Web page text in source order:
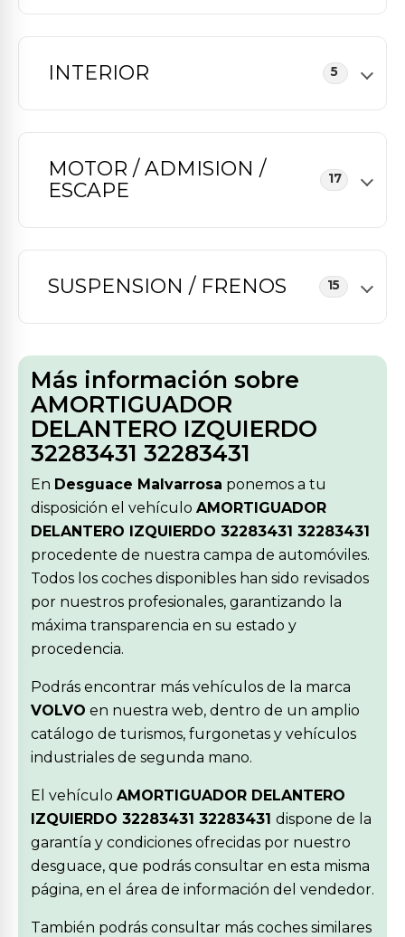
INTERIOR 5
MOTOR / ADMISION /
ESCAPE
17
SUSPENSION / FRENOS 15
Más información sobre
AMORTIGUADOR
DELANTERO IZQUIERDO
32283431 32283431
En Desguace Malvarrosa ponemos a tu
disposición el vehículo AMORTIGUADOR
DELANTERO IZQUIERDO 32283431 32283431
procedente de nuestra campa de automóviles.
Todos los coches disponibles han sido revisados
por nuestros profesionales, garantizando la
máxima transparencia en su estado y
procedencia.
Podrás encontrar más vehículos de la marca
VOLVO en nuestra web, dentro de un amplio
catálogo de turismos, furgonetas y vehículos
industriales de segunda mano.
El vehículo AMORTIGUADOR DELANTERO
IZQUIERDO 32283431 32283431 dispone de la
garantía y condiciones ofrecidas por nuestro
desguace, que podrás consultar en esta misma
página, en el área de información del vendedor.
También podrás consultar más coches similares